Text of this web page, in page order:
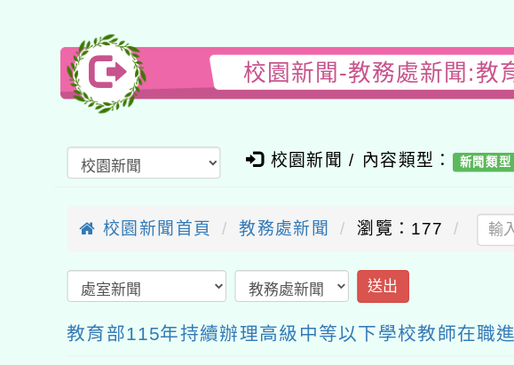
校園新聞-教務處新聞:教
校園新聞 / 內容類型： 新聞類型
校園新聞首頁 教務處新聞 瀏覽：177
送出
教育部115年持續辦理高級中等以下學校教師在職